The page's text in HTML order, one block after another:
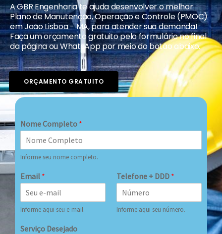
A GBR Engenharia te ajuda desenvolver o melhor
Plano de Manutenção, Operação e Controle (PMOC)
em João Lisboa - MA, para atender sua demanda!
Faça um orçamento gratuito pelo formulário no final
da página ou WhatsApp por meio do botão abaixo.
ORÇAMENTO GRATUITO
Nome Completo *
Informe seu nome completo.
Email *
Informe aqui seu e-mail.
Telefone + DDD *
Informe aqui seu número.
Serviço Desejado